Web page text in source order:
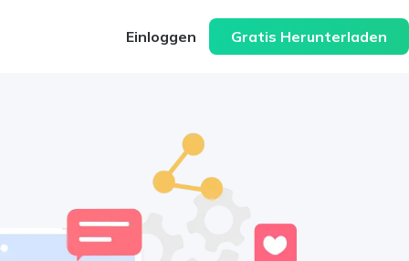
Einloggen Gratis Herunterladen